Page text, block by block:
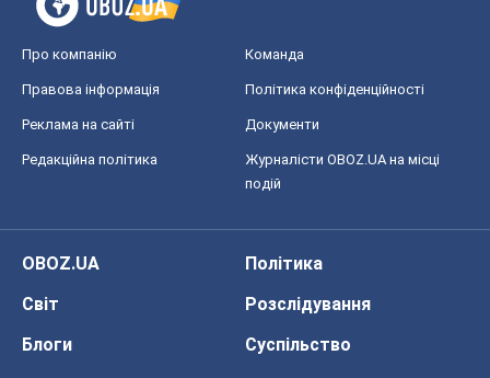
Про компанію Команда
Правова інформація Політика конфіденційності
Реклама на сайті Документи
Редакційна політика
Журналісти OBOZ.UA на місці
подій
OBOZ.UA
Політика
Світ
Розслідування
Блоги
Суспільство